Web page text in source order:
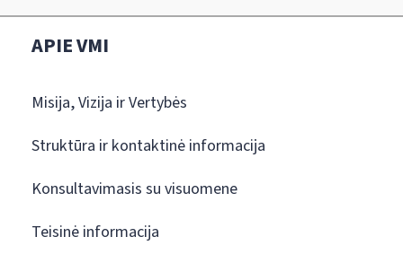
APIE VMI
Misija, Vizija ir Vertybės
Struktūra ir kontaktinė informacija
Konsultavimasis su visuomene
Teisinė informacija